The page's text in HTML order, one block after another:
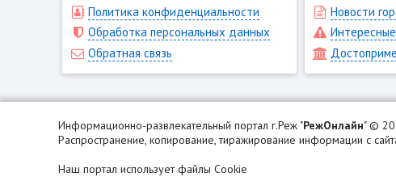
Политика конфиденциальности
Обработка персональных данных
Обратная связь
Новости
Информационно-развлекательный портал г.Реж "РежОнлайн" ©
Распространение, копирование, тиражирование информации с
Наш портал использует файлы Cookie